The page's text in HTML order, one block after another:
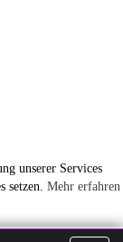
unserer Services
setzen. Mehr erfahren